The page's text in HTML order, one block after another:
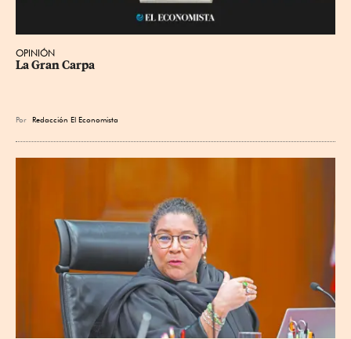
OPINIÓN
La Gran Carpa
Por Redacción El Economista